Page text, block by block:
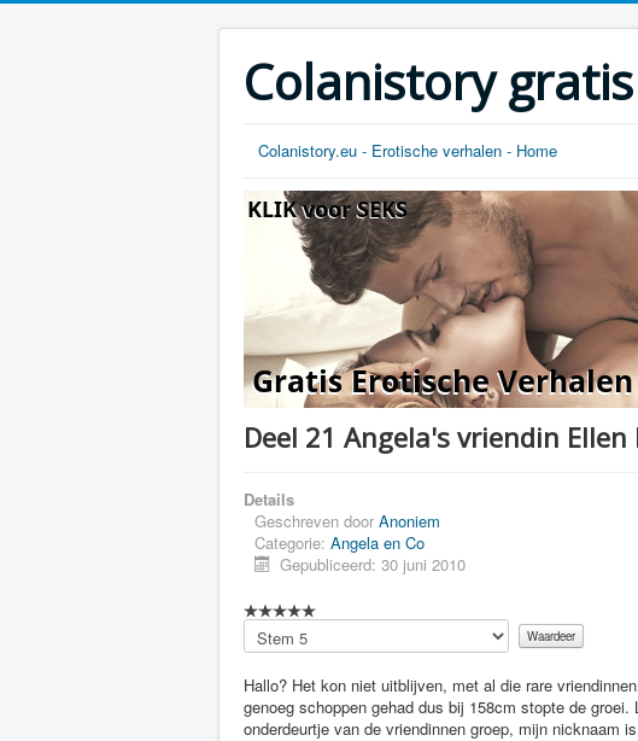
Colanistory
Colanistory.eu - Erotische verhalen - Home
Deel 21 Angela's vriendin
Details
Geschreven door Anoniem
Categorie: Angela en Co
Gepubliceerd: 30 juni 2010
Voeg
waardering
Hallo? Het kon niet uitblijven, met al die rare vriendinnen. Ik ben Ellen Burg geboren 5 juni 1990 ben dus 17 nu heb niet genoeg schoppen gehad dus bij 158cm stopte de groei. Lang donker haar, bruine ogen 42 kg en cupje B. Ja dus, t onderdeurtje van de vriendinnen groep, mijn nicknaam is dan ook lolita. Ja ik lees dat, t al bekend is heb dus al wel is een pik in me mond gehad en die is daar ook in geleegd, kan niet zeggen dat ik dat nou echt lekker vond, een beetje een laf glibberig lauw papje, pffff dan heb ik toch liever brinta. Het is niet zo dat ik zomaar spontaan, dacht van hee stop je pik is in me mond. Maar, t was gezellig en warm, buiten de disco achter, t muurtje aan de ijssel, werd gepijpt en geneukt, gebeurd daar vaak iets verderop zijn wat bosjes, daar breek je de volgende dag je nek over, t gladde goedje en de condooms. Mijn vriendinnen die al veel meer ervaring hebben dan ik vooral die nympho, die hing over, t muurtje met een pik in haar kut en een leuter in d, r mond. En mij maar opjutten van lekker Ellen zo een dikke pik in je mond. Dus op een avond waar de drankjes ruim werden uitgegeven, dacht ik, laat ik, t ook is proeven hoe dat nou smaakt zo een lul in de mond, nou beetje zoutige urine smaak, dat was al smerig vond ik, maar ja je kan dan niet zeggen terwijl je, m net hard hebt, van nee toch maar niet. Wist ook niet precies wat ik moest verwachten, de jongen pakte m, n hoofd en begon zijn pik diep in me mond te stoten, later hoorde ik zo van lekker in je mond geneukt?Ellen. Ik voelde wel terwijl ie begon te hijgen en te kreunen dat zijn pik opzwol, maar had te laat door dat, t nu kwam, dus spoot ie me daar in de mond, nou ik vond dat goor. Alles wend riepen ze toen ik, t uitspuugde, ja klopt wel de 2e en de 3e pijp, niet die zelfde avond hoor ben geen hoertje of zo, ging, t al beter, net als fietsen dat valt de 1e keer ook niet mee. Maar meer dan een keer of 5, 6 pijpen heb ik ook niet gedaan, terwijl de anderen ook regelmatig dat stuk vlees in hun lichaam gestoten kregen, en birgitte de dikste lullen in haar kont kreeg, getverderrie kwamen die er met stront eraan weer uit, en likte die viespeuk dat er ook nog af. De disco heeft ook wel de naam hoor pfff mensen durven er s, nachts amper langs met de auto, je krijgt zo wat volle condooms op je voorruit of door, t raampje naar binnen gesmeten. Lekker dat je dan een kwak sperma over je goede pak krijgt. Krijg een man thuis ook nog gezeur van je stinkt naarneuken ?wat heb je uitgevreten, of zoiets. Maar ik had m, n vliesje nog haha, ik heb wel begrepen dat, t doorboren pijnlijk kan zijn, van Angela gehoord zeer pijnlijk maar dan moet ze maar niet zo vroeg een pik erin laten dat is haar probleem. Maar we zijn, dat weten we gewoon, geslaagd op school, dus we feesten nu alleen maar, heb nu ook een beetje een houten kop nog van vannacht en een schraal gevoel tussen me benen, ik loop ook alsof ik uren heb paard gereden, gelukkig zeggen ze dat dat wel weer over gaat. Wat is er nou gebeurd gisteravond en vannacht ?ik moet een gedeelte van anderen horen want, er zijn blackouts in m, n geheugen. Er waren hier zo een 20 jongens en meisjes aan, t vieren dat ze over een weekje geslaagd zouden zijn. We waren met z, n vijven gebracht door de vader van angela en de buurman en die haalden ons ook weer op rond enen. Allemaal al flink wat coctails op en zingen in de auto, s, op de vraag of we nog wat na wilde drinken ging een algemeen jaaaa op. Toen we daar al een tijdje waren, riep angela, jullie kunnen hier wel slapen hoor laters. De buurman en haar pa waren ergens op, t terrein in een zelf getimmerde bar en dronken daar een stevig biertje begreep ik later dus die konden ons zowiezo niet naar huis brengen. Wij met z, n vijven plunderde de koelkast, muziekje op, opeens kleed angela zich bijna helemaal uit op haar rokje na en tanga deed dat ook. Nou wij dus ook maar lachen haha, toen ik even naar de wc ging smoeselden de andere 4 wat, tegen elkaar. Ze wilden dat m, n vliesje er vannacht aan ging daar kletste ze over, ze maakte geile gore plannetjes om mij zover te krijgen. We hebben genoeg gedronken om de grens van wat je normaal niet zou doen helemaal open te gooien. En wat je alleen niet zou durven, durf je met ze vijven wel. Ze liepen zo in hun korte rokjes en verder bloot naar buiten, naar achteren de tuin in, ik dus ook mee, had geen idee wat ze van plan waren. Stonden we opeeens in een matig verlichte bar en keken haar vader en de buurman ons aan, ik schrok, maar de rest lachte, dus lachte ik ook